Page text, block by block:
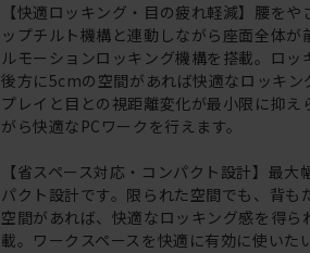
【快適ロッキング・目の疲れ軽減】腰を
ップチルト機構と連動しながら座面全体
ルモーションロッキング機構を搭載。ロッ
後方に5cmの空間があれば快適なロッキン
プレイと目との視距離変化が最小限に抑え
がら快適なPCワークを行えます。
【省スペース対応・コンパクト設計】最
パクト設計です。限られた空間でも、背も
空間があれば、快適なロッキング感を得
載。ワークスペースを快適に有効に使いた